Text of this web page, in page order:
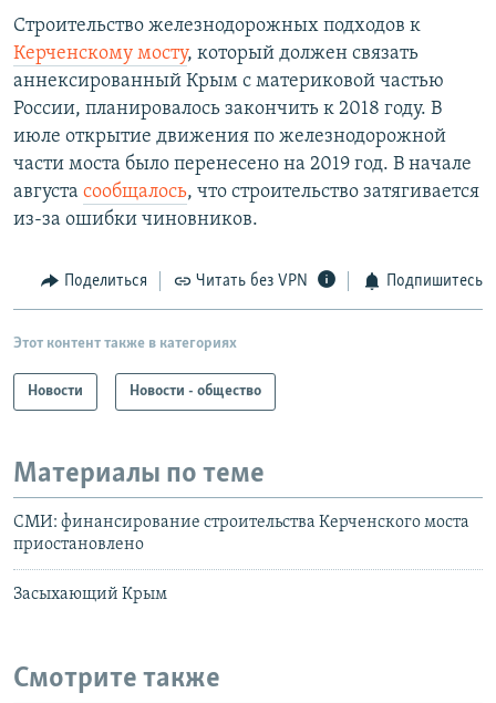
Строительство железнодорожных подходов к
Керченскому мосту, который должен связать
аннексированный Крым с материковой частью
России, планировалось закончить к 2018 году. В
июле открытие движения по железнодорожной
части моста было перенесено на 2019 год. В начале
августа сообщалось, что строительство затягивается
из-за ошибки чиновников.
Поделиться Читать без VPN Подпишитесь
Этот контент также в категориях
Новости Новости - общество
Материалы по теме
СМИ: финансирование строительства Керченского моста
приостановлено
Засыхающий Крым
Смотрите также